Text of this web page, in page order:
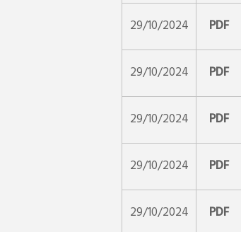
29/10/2024 PDF
29/10/2024 PDF
29/10/2024 PDF
29/10/2024 PDF
29/10/2024 PDF